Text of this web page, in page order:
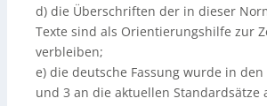
d) die Überschriften der in dieser
Texte sind als Orientierungshilfe zur
verbleiben;
e) die deutsche Fassung wurde in
und 3 an die aktuellen Standardsätze